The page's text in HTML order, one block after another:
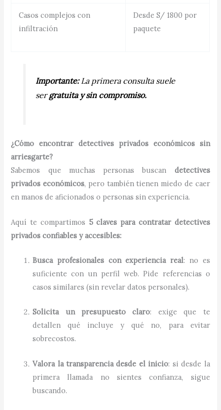
Casos complejos con
infiltración
Desde S/ 1800 por
paquete
Importante:La primera consulta suele
sergratuita y sin compromiso.
¿Cómo encontrar detectives privados económicos sin
arriesgarte?
Sabemos que muchas personas buscan detectives
privados económicos, pero también tienen miedo de caer
en manos de aficionados o personas sin experiencia.
Aquí te compartimos 5 claves para contratar detectives
privados confiables y accesibles:
Busca profesionales con experiencia real: no es
suficiente con un perfil web. Pide referencias o
casos similares (sin revelar datos personales).
Solicita un presupuesto claro: exige que te
detallen qué incluye y qué no, para evitar
sobrecostos.
Valora la transparencia desde el inicio: si desde la
primera llamada no sientes confianza, sigue
buscando.